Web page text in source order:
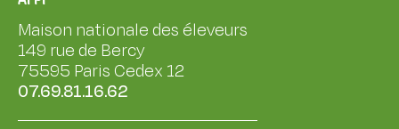
Maison nationale des éleveurs
149 rue de Bercy
75595 Paris Cedex 12
07.69.81.16.62